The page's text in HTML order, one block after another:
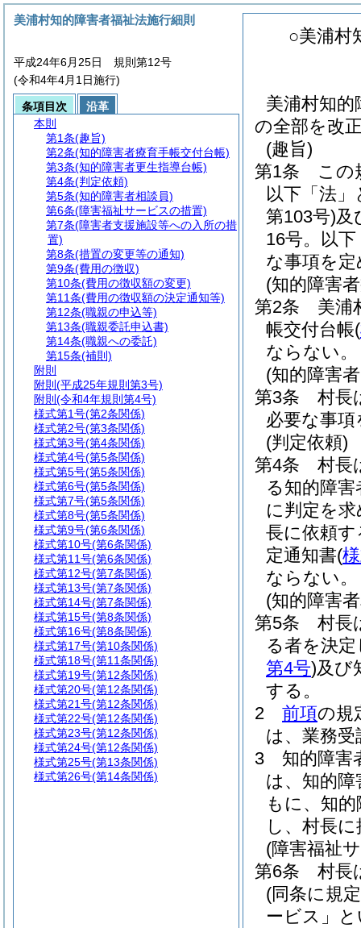
○美浦村
美浦村知的
の全部を改
(趣旨)
第1条
この
以下「法
第103号)及
16号。以
な事項を
(知的障害
第2条
美浦
帳交付台帳(
ならない。
(知的障害
第3条
村長
必要な事
(判定依頼)
第4条
村長
る知的障
に判定を
長に依頼
定通知書(
ならない。
(知的障害
第5条
村長
る者を決
第4号)及び
する。
2
前項の規
は、業務受
3
知的障害
は、知的障
もに、知
し、村長
(障害福祉
第6条
村長
(同条に規
ービス」
美浦村知的障害者福祉法施行細則
平成24年6月25日 規則第12号
(令和4年4月1日施行)
条項目次
沿革
本則
第1条(趣旨)
第2条(知的障害者療育手帳交付台帳)
第3条(知的障害者更生指導台帳)
第4条(判定依頼)
第5条(知的障害者相談員)
第6条(障害福祉サービスの措置)
第7条(障害者支援施設等への入所の措
置)
第8条(措置の変更等の通知)
第9条(費用の徴収)
第10条(費用の徴収額の変更)
第11条(費用の徴収額の決定通知等)
第12条(職親の申込等)
第13条(職親委託申込書)
第14条(職親への委託)
第15条(補則)
附則
附則 (平成25年規則第3号)
附則 (令和4年規則第4号)
様式第1号(第2条関係)
様式第2号(第3条関係)
様式第3号(第4条関係)
様式第4号(第5条関係)
様式第5号(第5条関係)
様式第6号(第5条関係)
様式第7号(第5条関係)
様式第8号(第5条関係)
様式第9号(第6条関係)
様式第10号(第6条関係)
様式第11号(第6条関係)
様式第12号(第7条関係)
様式第13号(第7条関係)
様式第14号(第7条関係)
様式第15号(第8条関係)
様式第16号(第8条関係)
様式第17号(第10条関係)
様式第18号(第11条関係)
様式第19号(第12条関係)
様式第20号(第12条関係)
様式第21号(第12条関係)
様式第22号(第12条関係)
様式第23号(第12条関係)
様式第24号(第12条関係)
様式第25号(第13条関係)
様式第26号(第14条関係)